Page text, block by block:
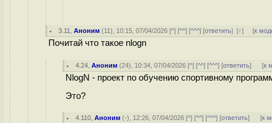
3.11 ,Аноним (11), 10:15, 07/04/2026 [^] [^^] [^^^] [ответить][↑] [к
Почитай что такое nlogn
4.24 ,Аноним (24), 10:34, 07/04/2026 [^] [^^] [^^^] [ответить] [к
NlogN - проект по обучению спортивному
Это?
4.110 ,Аноним (-), 12:26, 07/04/2026 [^] [^^] [^^^] [ответить] [к